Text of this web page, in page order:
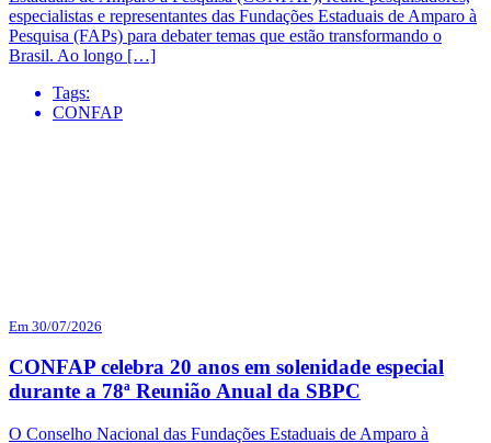
especialistas e representantes das Fundações Estaduais de Amparo à
Pesquisa (FAPs) para debater temas que estão transformando o
Brasil. Ao longo […]
Tags:
CONFAP
Em 30/07/2026
CONFAP celebra 20 anos em solenidade especial
durante a 78ª Reunião Anual da SBPC
O Conselho Nacional das Fundações Estaduais de Amparo à